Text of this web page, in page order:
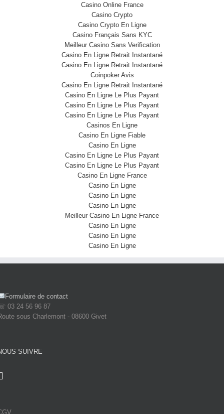
Casino Online France
Casino Crypto
Casino Crypto En Ligne
Casino Français Sans KYC
Meilleur Casino Sans Verification
Casino En Ligne Retrait Instantané
Casino En Ligne Retrait Instantané
Coinpoker Avis
Casino En Ligne Retrait Instantané
Casino En Ligne Le Plus Payant
Casino En Ligne Le Plus Payant
Casino En Ligne Le Plus Payant
Casinos En Ligne
Casino En Ligne Fiable
Casino En Ligne
Casino En Ligne Le Plus Payant
Casino En Ligne Le Plus Payant
Casino En Ligne France
Casino En Ligne
Casino En Ligne
Casino En Ligne
Meilleur Casino En Ligne France
Casino En Ligne
Casino En Ligne
Casino En Ligne
Formulaire de contact
03 24 56 96 87
sous Charlemont - 08600 Givet
SUIVRE